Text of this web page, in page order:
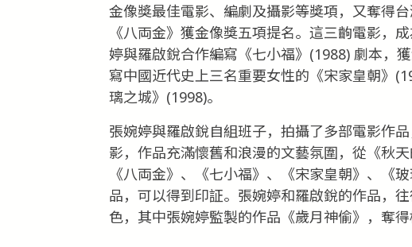
金像獎最佳電影、編劇及攝影等獎項，又奪得
《八両金》獲金像獎五項提名。這三齣電影，
婷與羅啟銳合作編寫《七小福》(1988) 劇本，
寫中國近代史上三名重要女性的《宋家皇朝》
璃之城》(1998)。
張婉婷與羅啟銳自組班子，拍攝了多部電影作
影，作品充滿懷舊和浪漫的文藝氛圍，從《秋
《八両金》、《七小福》、《宋家皇朝》、《
品，可以得到印証。張婉婷和羅啟銳的作品，
色，其中張婉婷監製的作品《歲月神偷》，奪得